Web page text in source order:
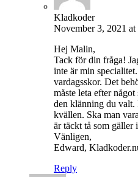
Kladkoder
November 3, 2021 at
Hej Malin,
Tack för din fråga!
inte är min
vardagsskor. Det
måste leta efter
den klänning du valt.
kvällen. Ska man
är täckt tå som gäller
Vänligen,
Edward,
Reply